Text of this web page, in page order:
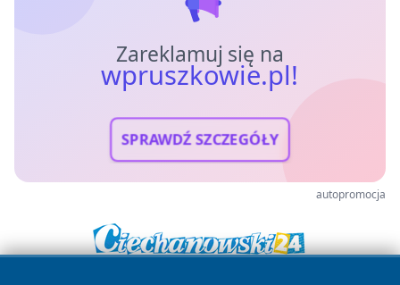
Zareklamuj się na
wpruszkowie.pl!
SPRAWDŹ SZCZEGÓŁY
autopromocja